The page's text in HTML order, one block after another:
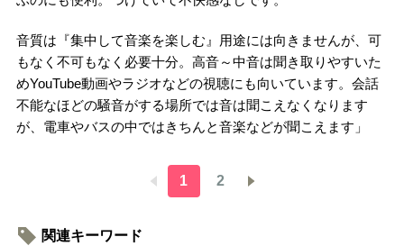
音質は『集中して音楽を楽しむ』用途には向きませんが、可
もなく不可もなく必要十分。高音～中音は聞き取りやすいた
めYouTube動画やラジオなどの視聴にも向いています。会話
不能なほどの騒音がする場所では音は聞こえなくなります
が、電車やバスの中ではきちんと音楽などが聞こえます」
1 2
関連キーワード